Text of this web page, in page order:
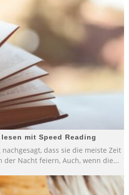
mit Speed Reading
dass sie die meiste Zeit
der Nacht feiern, Auch, wenn die...